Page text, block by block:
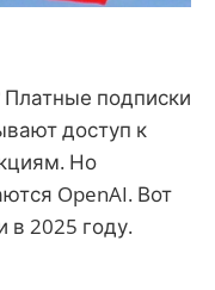
Платные подписки
доступ к
Но
OpenAI. Вот
в 2025 году.